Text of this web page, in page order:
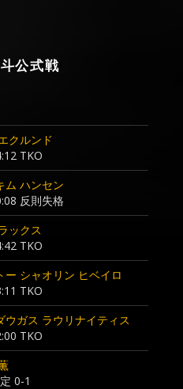
公式戦
クルンド
TKO
ム ハンセン
反則失格
ックス
TKO
ー シャオリン ヒベイロ
TKO
ウガス ラウリナイティス
TKO
0-1